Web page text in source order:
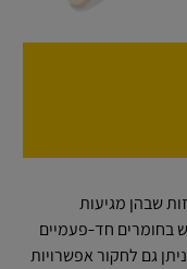
שבהן מגיעות
בחומרים חד-פעמיים
גם לחקור אפשרויות